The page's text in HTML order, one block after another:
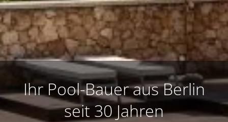
Ihr Pool-Bauer aus Berlin
seit 30 Jahren